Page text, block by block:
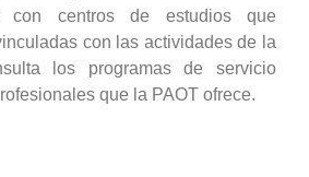
con centros de estudios que
con las actividades de la
los programas de servicio
que la PAOT ofrece.